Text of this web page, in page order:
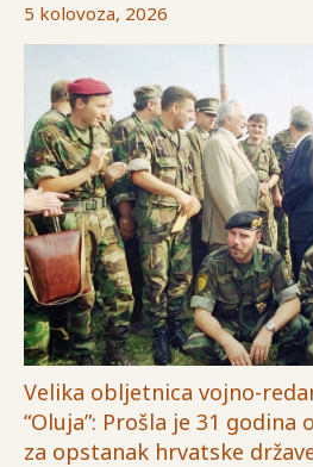
5 kolovoza, 2026
Velika obljetnica vojno-
“Oluja”: Prošla je 31
za opstanak hrvatske